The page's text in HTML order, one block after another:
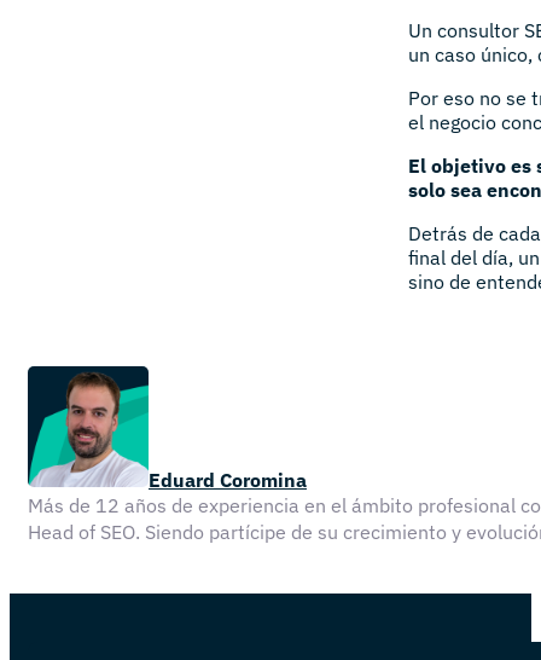
Un consultor
un caso
Por eso no se
el negocio
El objetivo es
solo sea
Detrás de
final del día,
sino de
Eduard Coromina
Más de 12 años de experiencia en el ámbito profesional
Head of SEO. Siendo partícipe de su crecimiento y